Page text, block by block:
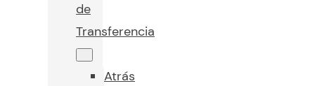
de
Transferencia
Atrás